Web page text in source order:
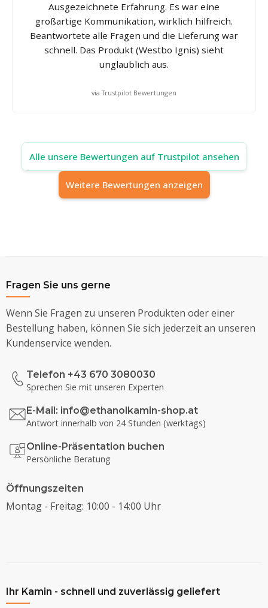
Ausgezeichnete Erfahrung. Es war eine
großartige Kommunikation, wirklich hilfreich.
Beantwortete alle Fragen und die Lieferung war
schnell. Das Produkt (Westbo Ignis) sieht
unglaublich aus.
via Trustpilot Bewertungen
Alle unsere Bewertungen auf Trustpilot ansehen
Weitere Bewertungen anzeigen
Fragen Sie uns gerne
Wenn Sie Fragen zu unseren Produkten oder einer
Bestellung haben, können Sie sich jederzeit an unseren
Kundenservice wenden.
Telefon +43 670 3080030
Sprechen Sie mit unseren Experten
E-Mail: info@ethanolkamin-shop.at
Antwort innerhalb von 24 Stunden (werktags)
Online-Präsentation buchen
Persönliche Beratung
Öffnungszeiten
Montag - Freitag: 10:00 - 14:00 Uhr
Ihr Kamin - schnell und zuverlässig geliefert